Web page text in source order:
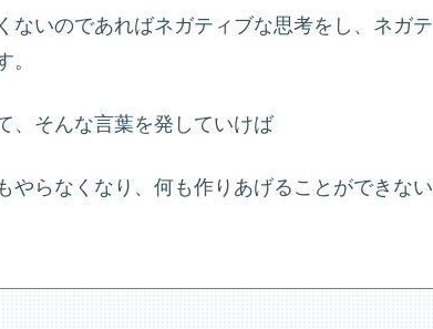
ないのであればネガティブな思考をし、ネガテ
。
、そんな言葉を発していけば
やらなくなり、何も作りあげることができない